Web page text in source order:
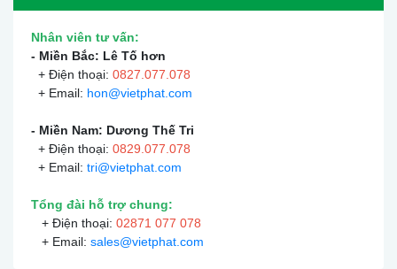
Nhân viên tư vấn:
- Miền Bắc: Lê Tố hơn
+ Điện thoại: 0827.077.078
+ Email: hon@vietphat.com
- Miền Nam: Dương Thế Tri
+ Điện thoại: 0829.077.078
+ Email: tri@vietphat.com
Tổng đài hỗ trợ chung:
+ Điện thoại: 02871 077 078
+ Email: sales@vietphat.com